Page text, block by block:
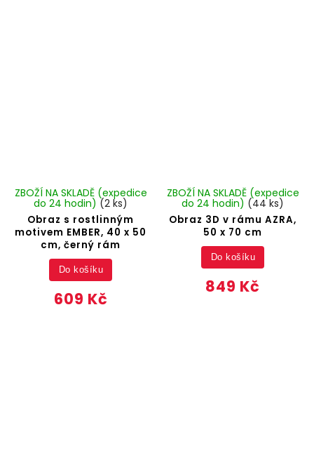
Obraz s rostlinným
motivem EMBER, 40 x 50
cm, černý rám
ZBOŽÍ NA SKLADĚ (expedice
do 24 hodin) (2 ks)
609 Kč
Do košíku
Obraz 3D v rámu AZRA,
50 x 70 cm
ZBOŽÍ NA SKLADĚ (expedice
do 24 hodin) (44 ks)
849 Kč
Do košíku